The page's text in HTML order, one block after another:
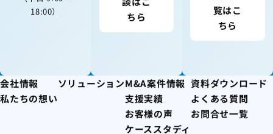
18:00）
ちら
覧はこ
ちら
会社情報
私たちの想い
ソリューションM&A案件情報
支援実績
お客様の声
ケーススタディ
資料ダウンロード
よくある質問
お問合せ一覧